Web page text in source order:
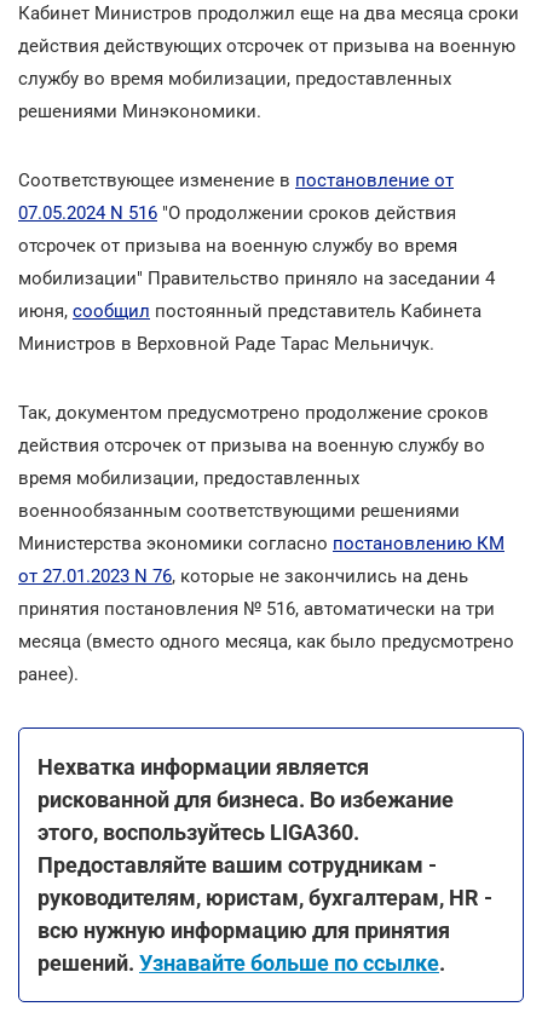
Кабинет Министров продолжил еще на два месяца сроки
действия действующих отсрочек от призыва на военную
службу во время мобилизации, предоставленных
решениями Минэкономики.
Соответствующее изменение в постановление от
07.05.2024 N 516 "О продолжении сроков действия
отсрочек от призыва на военную службу во время
мобилизации" Правительство приняло на заседании 4
июня, сообщил постоянный представитель Кабинета
Министров в Верховной Раде Тарас Мельничук.
Так, документом предусмотрено продолжение сроков
действия отсрочек от призыва на военную службу во
время мобилизации, предоставленных
военнообязанным соответствующими решениями
Министерства экономики согласно постановлению КМ
от 27.01.2023 N 76, которые не закончились на день
принятия постановления № 516, автоматически на три
месяца (вместо одного месяца, как было предусмотрено
ранее).
Нехватка информации является
рискованной для бизнеса. Во избежание
этого, воспользуйтесь LIGA360.
Предоставляйте вашим сотрудникам -
руководителям, юристам, бухгалтерам, HR -
всю нужную информацию для принятия
решений. Узнавайте больше по ссылке.